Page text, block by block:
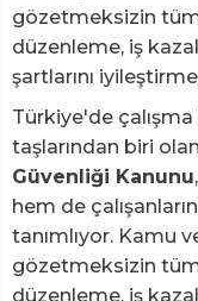
gözetmeksizin tüm
düzenleme, iş
şartlarını
Türkiye'de
taşlarından biri olan
Güvenliği Kanunu
hem de
tanımlıyor. Kamu
gözetmeksizin tüm
düzenleme, iş